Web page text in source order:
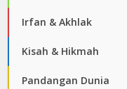
Irfan & Akhlak
Kisah & Hikmah
Pandangan Dunia